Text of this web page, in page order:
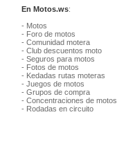
En Motos.ws:
- Motos
- Foro de motos
-Comunidad motera
-Club descuentos moto
-Seguros para motos
- Fotos de motos
- Kedadas rutas moteras
-Juegos de motos
-Grupos de compra
-Concentraciones de motos
- Rodadas en circuito